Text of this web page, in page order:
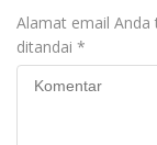
Alamat email Anda
ditandai *